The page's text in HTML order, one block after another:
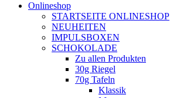
Onlineshop
STARTSEITE ONLINESHOP
NEUHEITEN
IMPULSBOXEN
SCHOKOLADE
Zu allen Produkten
30g Riegel
70g Tafeln
Klassik